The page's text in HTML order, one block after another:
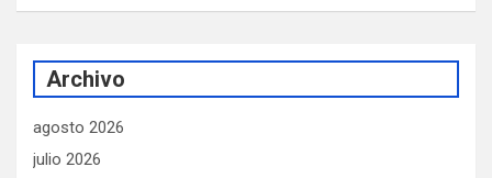
Archivo
agosto 2026
julio 2026